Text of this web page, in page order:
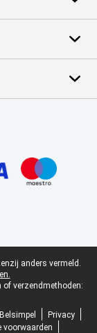
anders vermeld.
of verzendmethoden:
Privacy
voorwaarden